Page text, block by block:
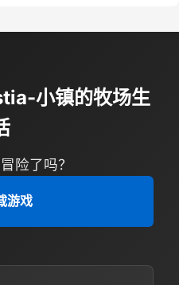
小镇的牧场生
险了吗？
游戏